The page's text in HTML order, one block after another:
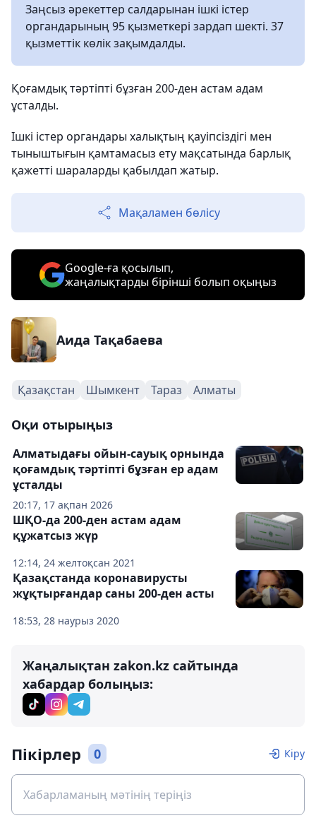
Заңсыз әрекеттер салдарынан ішкі істер
органдарының 95 қызметкері зардап шекті. 37
қызметтік көлік зақымдалды.
Қоғамдық тәртіпті бұзған 200-ден астам адам
ұсталды.
Ішкі істер органдары халықтың қауіпсіздігі мен
тыныштығын қамтамасыз ету мақсатында барлық
қажетті шараларды қабылдап жатыр.
Мақаламен бөлісу
Google-ға қосылып,
жаңалықтарды бірінші болып оқыңыз
Аида Тақабаева
Қазақстан Шымкент Тараз Алматы
Оқи отырыңыз
20:17, 17 ақпан 2026
Алматыдағы ойын-сауық орнында
қоғамдық тәртіпті бұзған ер адам
ұсталды
12:14, 24 желтоқсан 2021
ШҚО-да 200-ден астам адам
құжатсыз жүр
18:53, 28 наурыз 2020
Қазақстанда коронавирусты
жұқтырғандар саны 200-ден асты
Жаңалықтан zakon.kz сайтында
хабардар болыңыз:
Пікірлер 0 Кіру